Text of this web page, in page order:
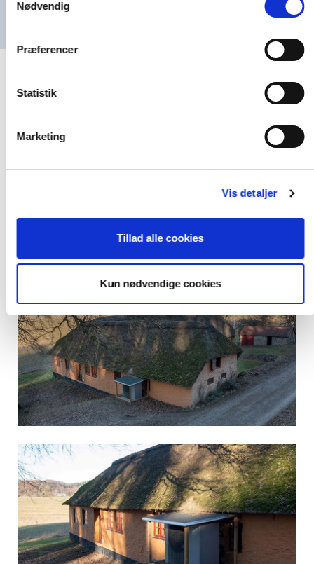
Nødvendig
Præferencer
Statistik
Marketing
Vis detaljer
Tillad alle cookies
Kun nødvendige cookies
Læs mere om, hvorfor du skal vælge Vølund Varmeteknik